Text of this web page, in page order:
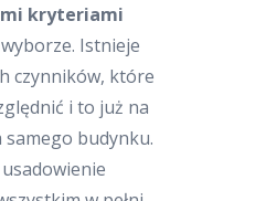
kryteriami
Istnieje
czynników, które
i to już na
budynku.